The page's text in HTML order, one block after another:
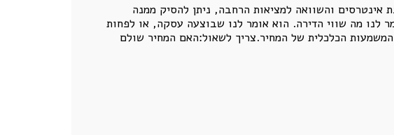
והשוואה למציאות הרחבה, ניתן להסיק ממנה
לנו מה שווי הדירה. הוא אומר לנו שבוצעה עסקה, או לפחות
הכלכלית של המחיר.צריך לשאול:האם המחיר שולם